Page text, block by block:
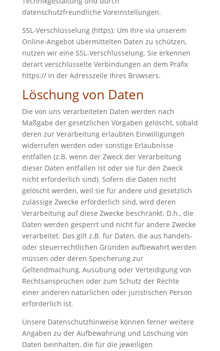
datenschutzfreundliche Voreinstellungen.
SSL-Verschlüsselung (https): Um Ihre via unserem
Online-Angebot übermittelten Daten zu schützen,
nutzen wir eine SSL-Verschlüsselung. Sie erkennen
derart verschlüsselte Verbindungen an dem Präfix
https:// in der Adresszeile Ihres Browsers.
Löschung von Daten
Die von uns verarbeiteten Daten werden nach
Maßgabe der gesetzlichen Vorgaben gelöscht, sobald
deren zur Verarbeitung erlaubten Einwilligungen
widerrufen werden oder sonstige Erlaubnisse
entfallen (z.B. wenn der Zweck der Verarbeitung
dieser Daten entfallen ist oder sie für den Zweck
nicht erforderlich sind). Sofern die Daten nicht
gelöscht werden, weil sie für andere und gesetzlich
zulässige Zwecke erforderlich sind, wird deren
Verarbeitung auf diese Zwecke beschränkt. D.h., die
Daten werden gesperrt und nicht für andere Zwecke
verarbeitet. Das gilt z.B. für Daten, die aus handels-
oder steuerrechtlichen Gründen aufbewahrt werden
müssen oder deren Speicherung zur
Geltendmachung, Ausübung oder Verteidigung von
Rechtsansprüchen oder zum Schutz der Rechte
einer anderen natürlichen oder juristischen Person
erforderlich ist.
Unsere Datenschutzhinweise können ferner weitere
Angaben zu der Aufbewahrung und Löschung von
Daten beinhalten, die für die jeweiligen